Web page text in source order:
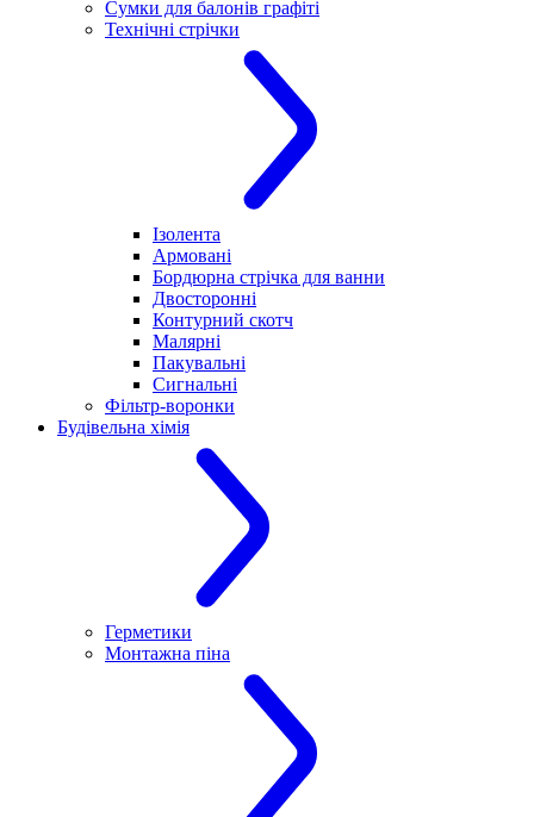
Сумки для балонів графіті
Технічні стрічки
Ізолента
Армовані
Бордюрна стрічка для ванни
Двосторонні
Контурний скотч
Малярні
Пакувальні
Сигнальні
Фільтр-воронки
Будівельна хімія
Герметики
Монтажна піна